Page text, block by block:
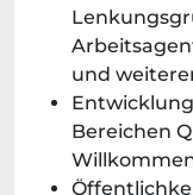
und
Bereichen